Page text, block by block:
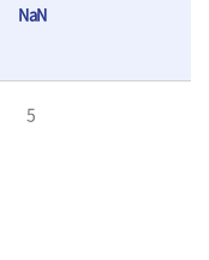
NaN
5